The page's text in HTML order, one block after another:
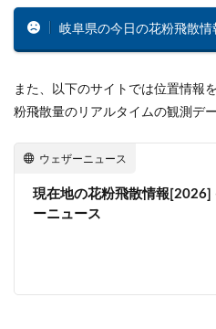
岐阜県の今日の花粉飛散情
また、以下のサイトでは位置情報
粉飛散量のリアルタイムの観測デ
ウェザーニュース
現在地の花粉飛散情報[2026]
ーニュース